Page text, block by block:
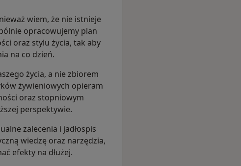
wiem, że nie istnieje
opracowujemy plan
oraz stylu życia, tak aby
na co dzień.
życia, a nie zbiorem
żywieniowych opieram
oraz stopniowym
perspektywie.
zalecenia i jadłospis
wiedzę oraz narzędzia,
efekty na dłużej.